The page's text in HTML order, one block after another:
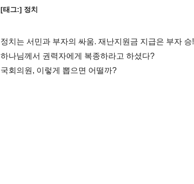
[태그:] 정치
정치는 서민과 부자의 싸움. 재난지원금 지급은 부자 승!
하나님께서 권력자에게 복종하라고 하셨다?
국회의원, 이렇게 뽑으면 어떨까?